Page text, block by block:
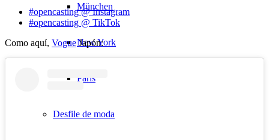
München
New York
París
Desfile de moda
#opencasting @ Instagram
#opencasting @ TikTok
Como aquí, VogueJapón: